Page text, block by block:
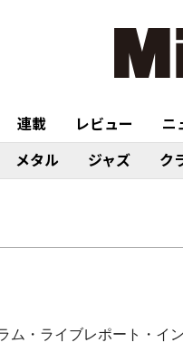
連載 レビュー ニ
メタル ジャズ ク
ム・ライブレポート・イ